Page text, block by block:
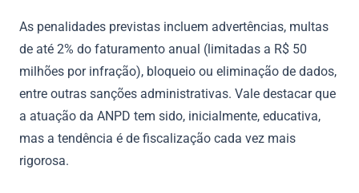
As penalidades previstas incluem advertências, multas
de até 2% do faturamento anual (limitadas a R$ 50
milhões por infração), bloqueio ou eliminação de dados,
entre outras sanções administrativas. Vale destacar que
a atuação da ANPD tem sido, inicialmente, educativa,
mas a tendência é de fiscalização cada vez mais
rigorosa.